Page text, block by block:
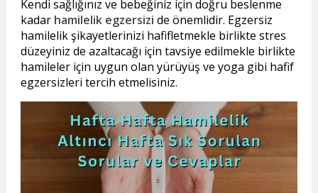
Kendi sağlığınız ve bebeğiniz için doğru beslenme
kadar hamilelik egzersizi de önemlidir. Egzersiz
hamilelik şikayetlerinizi hafifletmekle birlikte stres
düzeyiniz de azaltacağı için tavsiye edilmekle birlikte
hamileler için uygun olan yürüyüş ve yoga gibi hafif
egzersizleri tercih etmelisiniz.